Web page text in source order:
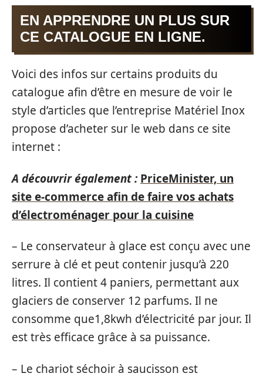
EN APPRENDRE UN PLUS SUR
CE CATALOGUE EN LIGNE.
Voici des infos sur certains produits du
catalogue afin d’être en mesure de voir le
style d’articles que l’entreprise Matériel Inox
propose d’acheter sur le web dans ce site
internet :
A découvrir également : PriceMinister, un
site e-commerce afin de faire vos achats
d’électroménager pour la cuisine
– Le conservateur à glace est conçu avec une
serrure à clé et peut contenir jusqu’à 220
litres. Il contient 4 paniers, permettant aux
glaciers de conserver 12 parfums. Il ne
consomme que1,8kwh d’électricité par jour. Il
est très efficace grâce à sa puissance.
– Le chariot séchoir à saucisson est